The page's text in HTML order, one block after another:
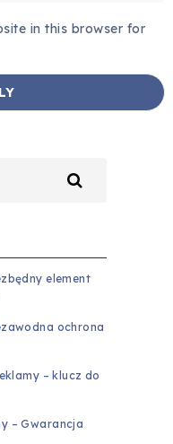
in this browser for
element
ochrona
– klucz do
– Gwarancja